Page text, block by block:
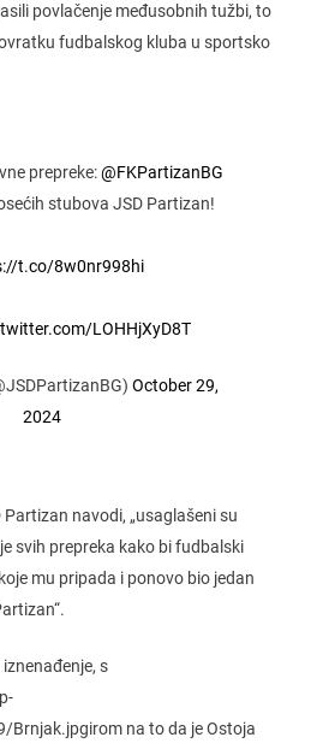
povlačenje međusobnih tužbi, to
fudbalskog kluba u sportsko
prepreke:@FKPartizanBG
stubova JSD Partizan!
t.co/8w0nr998hi
LOHHjXyD8T
October 29,
2024
navodi, „usaglašeni su
svih prepreka kako bi fudbalski
mu pripada i ponovo bio jedan
s
na to da je Ostoja